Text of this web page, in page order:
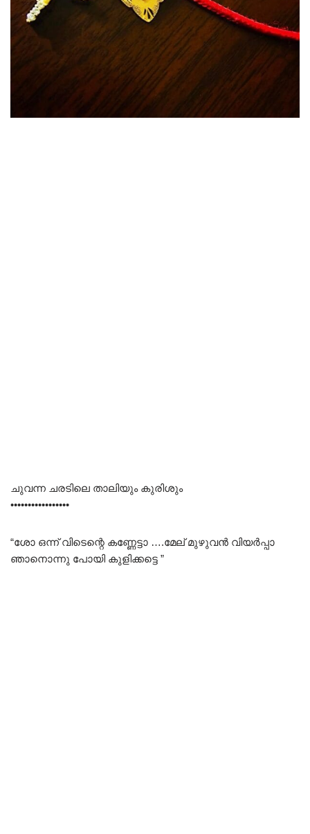
ചുവന്ന ചരടിലെ താലിയും കുരിശും
•••••••••••••••••
“ശോ ഒന്ന് വിടെന്റെ കണ്ണേട്ടാ ….മേല് മുഴുവൻ വിയർപ്പാ
ഞാനൊന്നു പോയി കുളിക്കട്ടെ ”